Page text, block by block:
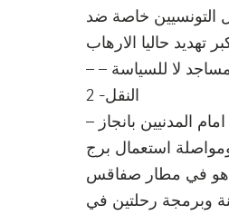
التونسيين خاصة ضد
2 -النقل
– فتح مطار الرمادة امام المدنيين بانجاز
استعمال برج
هو في مطار صفاقس
وبرمجة رحلتين في